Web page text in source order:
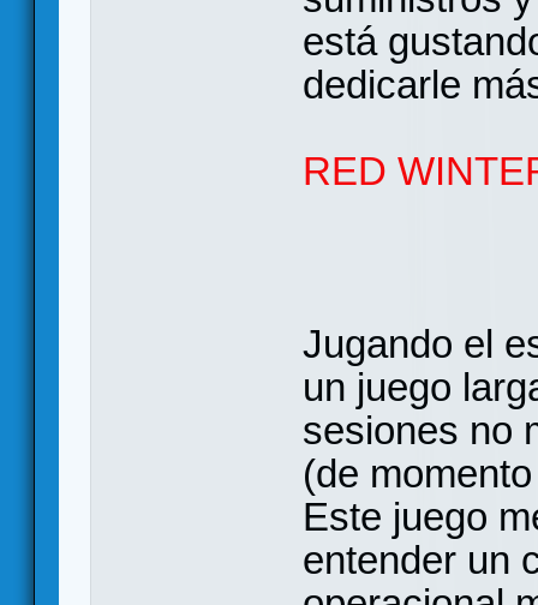
está
dedicarle
RED
Jugando el
un juego
sesiones no
(de
Este juego
entender un